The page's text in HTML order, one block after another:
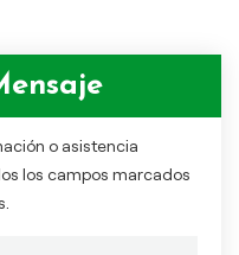
o asistencia
los campos marcados